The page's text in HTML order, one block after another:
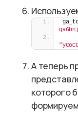
А теперь
которого